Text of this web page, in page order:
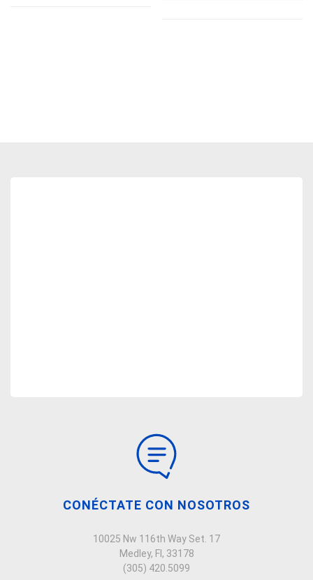
CONÉCTATE CON NOSOTROS
10025 Nw 116th Way Set. 17
Medley, Fl, 33178
(305) 420.5099